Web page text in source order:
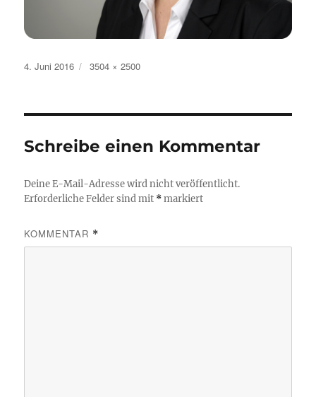
Veröffentlicht
4. Juni 2016 Originalgröße
3504 × 2500
Schreibe einen Kommentar
Deine E-Mail-Adresse wird nicht veröffentlicht.
Erforderliche Felder sind mit *markiert
KOMMENTAR *